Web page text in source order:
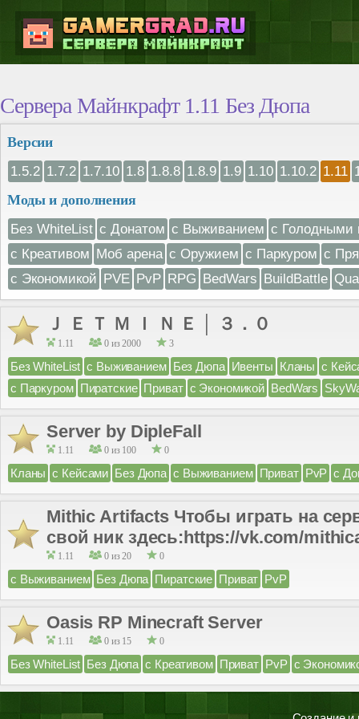
Сервера Майнкрафт 1.11 Без Дюпа
Версии
1.5.2 1.7.2 1.7.10 1.8 1.8.8 1.8.9 1.9 1.10 1.10.2 1.11
Моды и дополнения
Без WhiteList с Донатом с Выживанием с Голодными
с Креативом Моб арена с Оружием с Паркуром с
с Экономикой PVE PvP RPG BedWars BuildBattle
Ｊ Ｅ Ｔ Ｍ Ｉ Ｎ Ｅ │ ３．０
1.11 0 из 2000 3
Без WhiteList с Выживанием Без Дюпа Ивенты Кланы с
с Паркуром Пиратские Приват с Экономикой BedWars
Server by DipleFall
1.11 0 из 100 0
Кланы с Кейсами Без Дюпа с Выживанием Приват PvP с
Mithic Artifacts Чтобы играть на
свой ник здесь:https://vk.com/
1.11 0 из 20 0
с Выживанием Без Дюпа Пиратские Приват PvP
Oasis RP Minecraft Server
1.11 0 из 15 0
Без WhiteList Без Дюпа с Креативом Приват PvP с